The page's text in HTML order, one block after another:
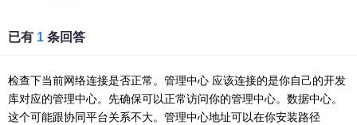
已有 1 条回答
检查下当前网络连接是否正常。管理中心 应该连接的是你自己的开发
库对应的管理中心。先确保可以正常访问你的管理中心。数据中心。
这个可能跟协同平台关系不大。管理中心地址可以在你安装路径